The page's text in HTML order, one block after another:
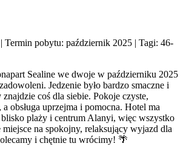
| Termin pobytu: październik 2025 | Tagi: 46-
Sealine we dwoje w październiku 2025
Jedzenie było bardzo smaczne i
coś dla siebie. Pokoje czyste,
a obsługa uprzejma i pomocna. Hotel ma
plaży i centrum Alanyi, więc wszystko
miejsce na spokojny, relaksujący wyjazd dla
i chętnie tu wrócimy! 🌴